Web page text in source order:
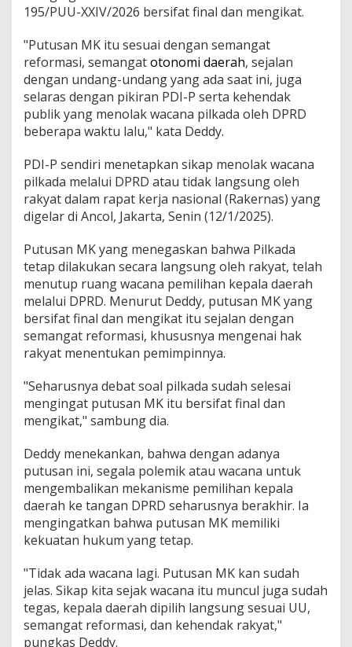
195/PUU-XXIV/2026 bersifat final dan mengikat.
"Putusan MK itu sesuai dengan semangat
reformasi, semangatotonomi daerah, sejalan
dengan undang-undang yang ada saat ini, juga
selaras dengan pikiran PDI-P serta kehendak
publik yang menolak wacana pilkada oleh DPRD
beberapa waktu lalu," kata Deddy.
PDI-P sendiri menetapkan sikap menolak wacana
pilkada melalui DPRD atau tidak langsung oleh
rakyat dalam rapat kerja nasional (Rakernas) yang
digelar di Ancol, Jakarta, Senin (12/1/2025).
Putusan MK yang menegaskan bahwa Pilkada
tetap dilakukan secara langsung oleh rakyat, telah
menutup ruang wacana pemilihan kepala daerah
melalui DPRD. Menurut Deddy, putusan MK yang
bersifat final dan mengikat itu sejalan dengan
semangat reformasi, khususnya mengenai hak
rakyat menentukan pemimpinnya.
"Seharusnya debat soal pilkada sudah selesai
mengingat putusan MK itu bersifat final dan
mengikat," sambung dia.
Deddy menekankan, bahwa dengan adanya
putusan ini, segala polemik atau wacana untuk
mengembalikan mekanisme pemilihan kepala
daerah ke tangan DPRD seharusnya berakhir. Ia
mengingatkan bahwa putusan MK memiliki
kekuatan hukum yang tetap.
"Tidak ada wacana lagi. Putusan MK kan sudah
jelas. Sikap kita sejak wacana itu muncul juga sudah
tegas, kepala daerah dipilih langsung sesuai UU,
semangat reformasi, dan kehendak rakyat,"
pungkas Deddy.